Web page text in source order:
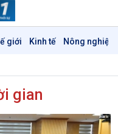
giới Kinh tế Nông nghiệp
gian